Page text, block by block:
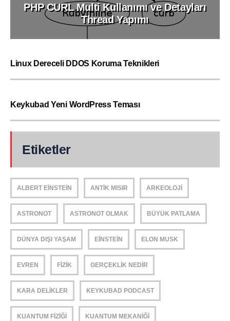
PHP CURL Multi Kullanımı ve Detayları
Thread Yapımı
Linux Dereceli DDOS Koruma Teknikleri
Keykubad Yeni WordPress Teması
Etiketler
ALBERT EINSTEIN ANTIK MISIR ARKEOLOJI
ASTRONOT ASTRONOT OLMAK BÜYÜK PATLAMA
DÜNYA DIŞI YAŞAM EINSTEIN ELON MUSK
EVREN FIZIK GERÇEKLIK NEDIR
KARA DELIKLER KEYKUBAD PODCAST
KUANTUM FIZIĞI KUANTUM MEKANIĞI